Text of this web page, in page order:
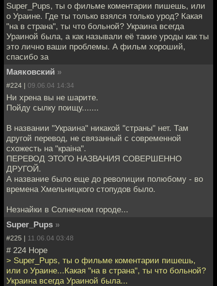
Super_Pups, ты о фильме коментарии пишешь, или
о Ураине. Где ты только взялся только урод? Какая
"на в страна", ты что больной? Украина всегда
Ураиной была, а как называли её такие уроды как ты
это лично ваши проблемы. А фильм хороший,
спасибо за
Маяковский »
#224 | 09.06.04 14:34
Ни хрена вы не шарите.
Пойду сылку поищу.......
В названии "Украина" никакой "страны" нет. Там
другой перевод, не связанный с современной
схожесть на "краiна".
ПЕРЕВОД ЭТОГО НАЗВАНИЯ СОВЕРШЕННО
ДРУГОЙ.
А название было еще до револиции полюбому - во
времена Хмельницкого стопудов было.
Незнайки в Солнечном городе...
Super_Pups »
#225 | 11.06.04 03:48
# 224 Норе
> Super_Pups, ты о фильме коментарии пишешь,
или о Ураине...Какая "на в страна", ты что больной?
Украина всегда Ураиной была...